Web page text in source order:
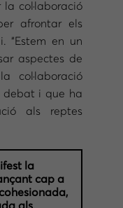
col·laboració
afrontar els
“Estem en un
aspectes de
col·laboració
debat i que ha
als reptes
la
cap a